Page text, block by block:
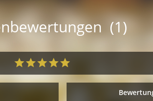
(1)